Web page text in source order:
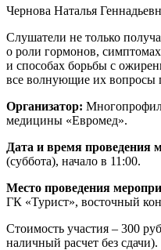
Чернова Наталья
Слушатели не только
о роли гормонов,
и способах борьбы с
все волнующие их вопросы
Организатор:
медицины «Евромед».
Дата и время проведения
(суббота), начало в 11:00.
Место проведения
ГК «Турист», восточный
Стоимость участия – 300
наличный расчет без сдачи).